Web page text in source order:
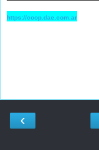
https://coop.dae.com.ar
‹